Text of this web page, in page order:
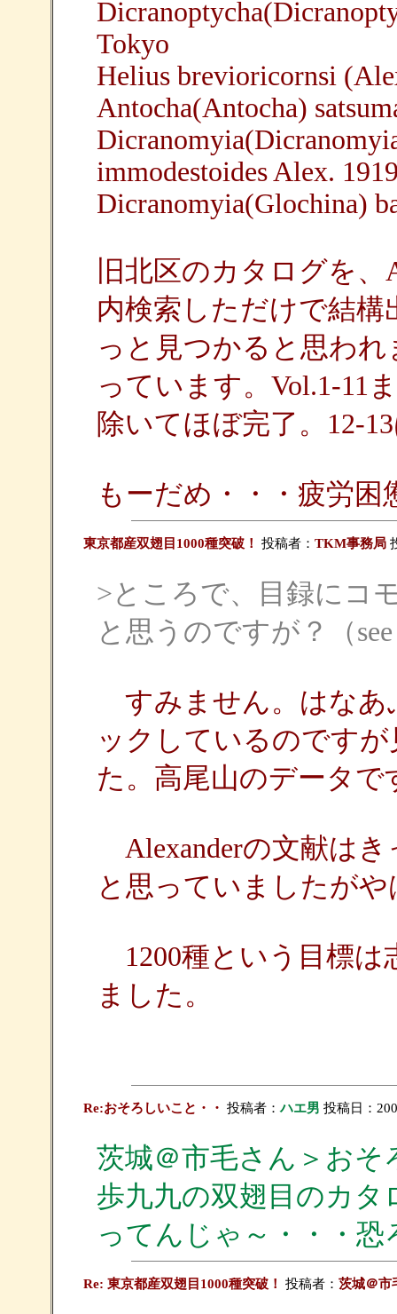
Tokyo
Helius brevioricornsi
Antocha(Antocha)
immodestoides Alex.
Dicranomyia(Glochina)
旧北区のカタログを
内検索しただけで結
っと見つかると思わ
っています。Vol.1-11
除いてほぼ完了。12-
もーだめ・・・疲労困
東京都産双翅目1000種突破！ 投稿者： TKM事務局
>ところで、目録にコ
と思うのですが？（
すみません。はなあ
ックしているのです
た。高尾山のデータで
Alexanderの文献は
と思っていましたが
1200種という目標は
ました。
Re:おそろしいこと・・ 投稿者：ハエ男 投稿日：
茨城＠市毛さん＞お
歩九九の双翅目のカ
ってんじゃ～・・・恐
Re: 東京都産双翅目1000種突破！ 投稿者： 茨城＠市